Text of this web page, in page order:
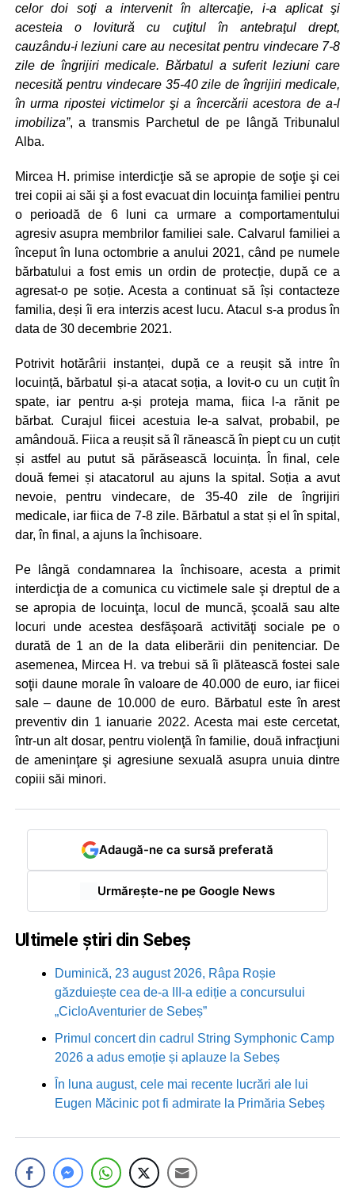
celor doi soţi a intervenit în altercaţie, i-a aplicat şi
acesteia o lovitură cu cuţitul în antebraţul drept,
cauzându-i leziuni care au necesitat pentru vindecare 7-8
zile de îngrijiri medicale. Bărbatul a suferit leziuni care
necesită pentru vindecare 35-40 zile de îngrijiri medicale,
în urma ripostei victimelor şi a încercării acestora de a-l
imobiliza”, a transmis Parchetul de pe lângă Tribunalul
Alba.
Mircea H. primise interdicţie să se apropie de soţie şi cei
trei copii ai săi şi a fost evacuat din locuinţa familiei pentru
o perioadă de 6 luni ca urmare a comportamentului
agresiv asupra membrilor familiei sale. Calvarul familiei a
început în luna octombrie a anului 2021, când pe numele
bărbatului a fost emis un ordin de protecție, după ce a
agresat-o pe soție. Acesta a continuat să își contacteze
familia, deși îi era interzis acest lucu. Atacul s-a produs în
data de 30 decembrie 2021.
Potrivit hotărârii instanței, după ce a reușit să intre în
locuință, bărbatul și-a atacat soția, a lovit-o cu un cuțit în
spate, iar pentru a-și proteja mama, fiica l-a rănit pe
bărbat. Curajul fiicei acestuia le-a salvat, probabil, pe
amândouă. Fiica a reușit să îl rănească în piept cu un cuțit
și astfel au putut să părăsească locuința. În final, cele
două femei și atacatorul au ajuns la spital. Soția a avut
nevoie, pentru vindecare, de 35-40 zile de îngrijiri
medicale, iar fiica de 7-8 zile. Bărbatul a stat și el în spital,
dar, în final, a ajuns la închisoare.
Pe lângă condamnarea la închisoare, acesta a primit
interdicţia de a comunica cu victimele sale şi dreptul de a
se apropia de locuinţa, locul de muncă, şcoală sau alte
locuri unde acestea desfăşoară activităţi sociale pe o
durată de 1 an de la data eliberării din penitenciar. De
asemenea, Mircea H. va trebui să îi plătească fostei sale
soţii daune morale în valoare de 40.000 de euro, iar fiicei
sale – daune de 10.000 de euro. Bărbatul este în arest
preventiv din 1 ianuarie 2022. Acesta mai este cercetat,
într-un alt dosar, pentru violenţă în familie, două infracţiuni
de ameninţare şi agresiune sexuală asupra unuia dintre
copiii săi minori.
Adaugă-ne ca sursă preferată
Urmărește-ne pe Google News
Ultimele știri din Sebeș
Duminică, 23 august 2026, Râpa Roșie
găzduiește cea de-a III-a ediție a concursului
„CicloAventurier de Sebeș”
Primul concert din cadrul String Symphonic Camp
2026 a adus emoție și aplauze la Sebeș
În luna august, cele mai recente lucrări ale lui
Eugen Măcinic pot fi admirate la Primăria Sebeș